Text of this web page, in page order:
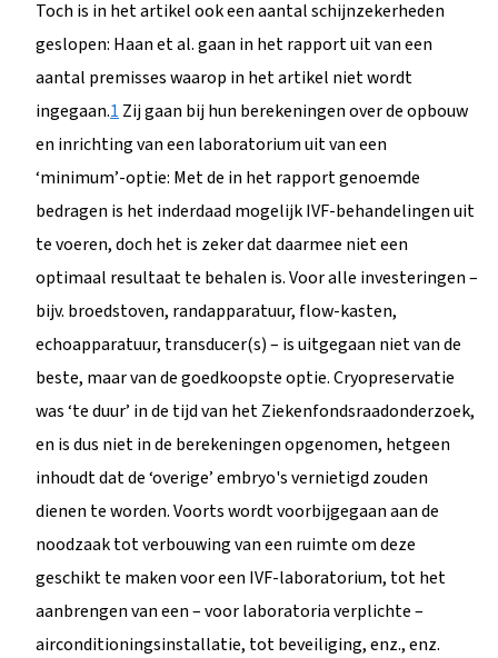
Toch is in het artikel ook een aantal schijnzekerheden
geslopen: Haan et al. gaan in het rapport uit van een
aantal premisses waarop in het artikel niet wordt
ingegaan.1 Zij gaan bij hun berekeningen over de opbouw
en inrichting van een laboratorium uit van een
‘minimum’-optie: Met de in het rapport genoemde
bedragen is het inderdaad mogelijk IVF-behandelingen uit
te voeren, doch het is zeker dat daarmee niet een
optimaal resultaat te behalen is. Voor alle investeringen –
bijv. broedstoven, randapparatuur, flow-kasten,
echoapparatuur, transducer(s) – is uitgegaan niet van de
beste, maar van de goedkoopste optie. Cryopreservatie
was ‘te duur’ in de tijd van het Ziekenfondsraadonderzoek,
en is dus niet in de berekeningen opgenomen, hetgeen
inhoudt dat de ‘overige’ embryo's vernietigd zouden
dienen te worden. Voorts wordt voorbijgegaan aan de
noodzaak tot verbouwing van een ruimte om deze
geschikt te maken voor een IVF-laboratorium, tot het
aanbrengen van een – voor laboratoria verplichte –
airconditioningsinstallatie, tot beveiliging, enz., enz.